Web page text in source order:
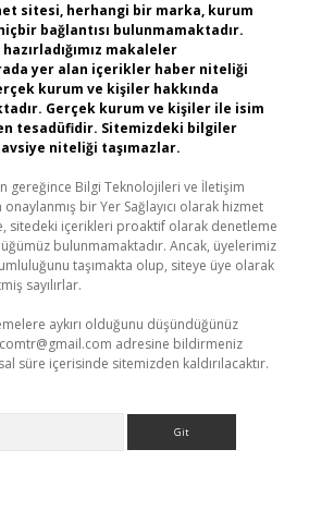
sitesi, herhangi bir marka, kurum
bağlantısı bulunmamaktadır.
makaleler
yer alan içerikler haber niteliği
kurum ve kişiler hakkında
Gerçek kurum ve kişiler ile isim
tesadüfidir. Sitemizdeki bilgiler
niteliği taşımazlar.
gereğince Bilgi Teknolojileri ve İletişim
bir Yer Sağlayıcı olarak hizmet
sitedeki içerikleri proaktif olarak denetleme
bulunmamaktadır. Ancak, üyelerimiz
taşımakta olup, siteye üye olarak
sayılırlar.
aykırı olduğunu düşündüğünüz
adresine bildirmeniz
süre içerisinde sitemizden kaldırılacaktır.